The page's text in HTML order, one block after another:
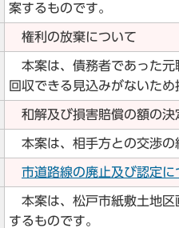
案するものです。
権利の放棄について
本案は、債務者であった元
回収できる見込みがないため
和解及び損害賠償の額の決
本案は、相手方との交渉の
市道路線の廃止及び認定
本案は、松戸市紙敷土地区
するものです。